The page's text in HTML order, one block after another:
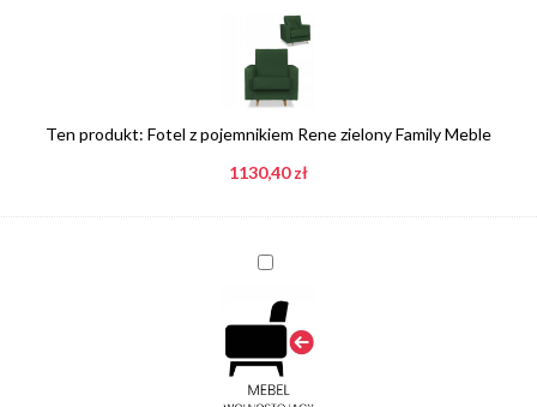
pojemnikiem
Rene
zielony
Meble
Ten produkt: Fotel z pojemnikiem Rene zielony Family Meble
1130,40zł
Dopłata
mebla
wolnostojącego,
tył
tapicerowany